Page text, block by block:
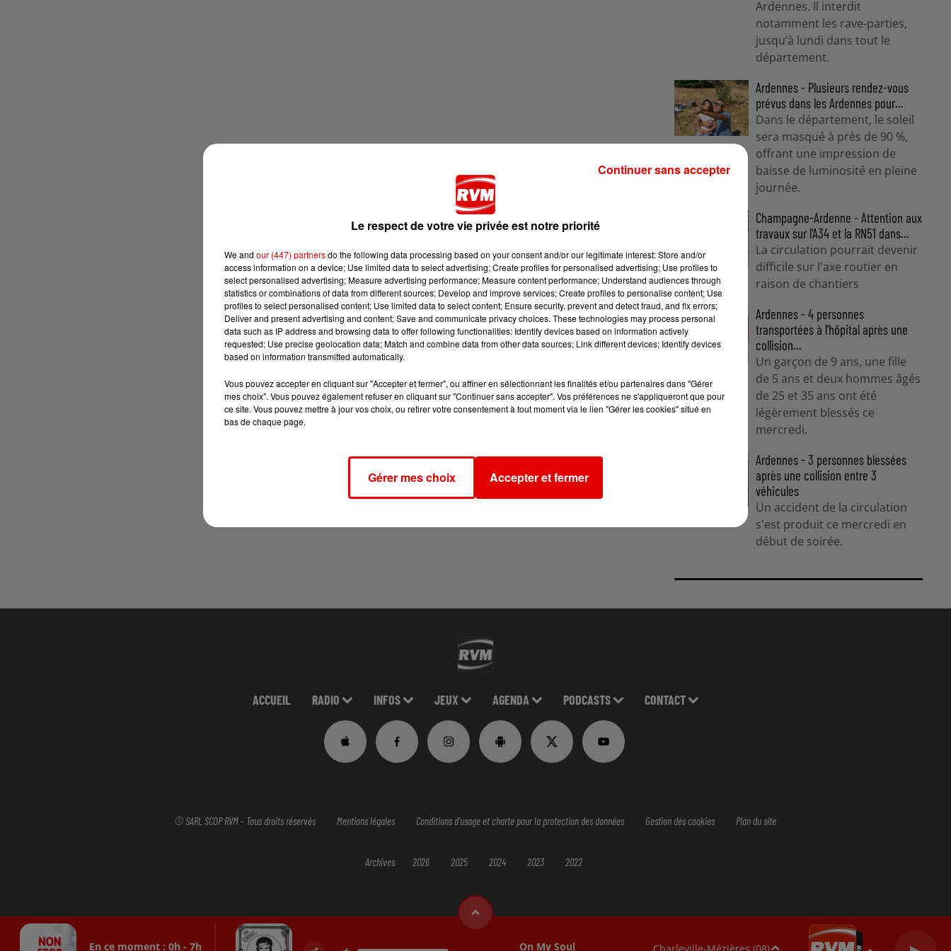
Ardennes. Il interdit
notamment les rave-parties,
jusqu’à lundi dans tout le
département.
Ardennes - Plusieurs rendez-vous
prévus dans les Ardennes pour...
Dans le département, le soleil
sera masqué à près de 90 %,
offrant une impression de
baisse de luminosité en pleine
journée.
Champagne-Ardenne - Attention aux
travaux sur l'A34 et la RN51 dans...
La circulation pourrait devenir
difficile sur l'axe routier en
raison de chantiers
Ardennes - 4 personnes
transportées à l'hôpital après une
collision...
Un garçon de 9 ans, une fille
de 5 ans et deux hommes âgés
de 25 et 35 ans ont été
légèrement blessés ce
mercredi.
Ardennes - 3 personnes blessées
après une collision entre 3
véhicules
Un accident de la circulation
s'est produit ce mercredi en
début de soirée.
ACCUEIL RADIO INFOS JEUX AGENDA PODCASTS CONTACT
En ce moment : 0h - 7h On My Soul Charleville-Mézières (08)
© SARL SCOP RVM - Tous droits réservés Mentions légales Conditions d'usage et charte pour la protection des données Gestion des cookies Plan du site
Archives 2026 2025 2024 2023 2022
Le respect de votre vie privée est notre priorité
We and our (447) partnersdo the following data processing based on your consent and/or our legitimate interest: Store and/or
access information on a device; Use limited data to select advertising; Create profiles for personalised advertising; Use profiles to
select personalised advertising; Measure advertising performance; Measure content performance; Understand audiences through
statistics or combinations of data from different sources; Develop and improve services; Create profiles to personalise content; Use
profiles to select personalised content; Use limited data to select content; Ensure security, prevent and detect fraud, and fix errors;
Deliver and present advertising and content; Save and communicate privacy choices. These technologies may process personal
data such as IP address and browsing data to offer following functionalities: Identify devices based on information actively
requested; Use precise geolocation data; Match and combine data from other data sources; Link different devices; Identify devices
based on information transmitted automatically.
Vous pouvez accepter en cliquant sur "Accepter et fermer", ou affiner en sélectionnant les finalités et/ou partenaires dans "Gérer
mes choix". Vous pouvez également refuser en cliquant sur "Continuer sans accepter". Vos préférences ne s'appliqueront que pour
ce site. Vous pouvez mettre à jour vos choix, ou retirer votre consentement à tout moment via le lien "Gérer les cookies" situé en
bas de chaque page.
Gérer mes choix Accepter et fermer
Continuer sans accepter